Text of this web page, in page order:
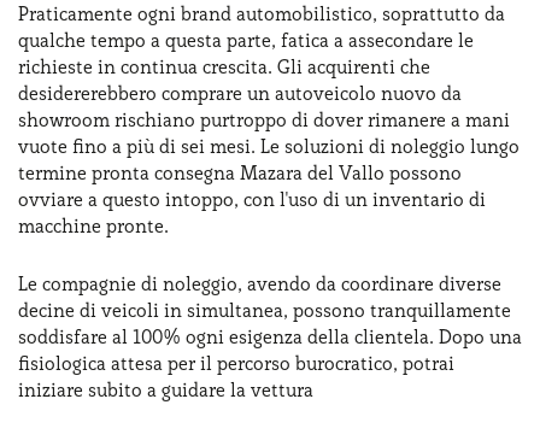
Praticamente ogni brand automobilistico, soprattutto da
qualche tempo a questa parte, fatica a assecondare le
richieste in continua crescita. Gli acquirenti che
desidererebbero comprare un autoveicolo nuovo da
showroom rischiano purtroppo di dover rimanere a mani
vuote fino a più di sei mesi. Le soluzioni di noleggio lungo
termine pronta consegna Mazara del Vallo possono
ovviare a questo intoppo, con l'uso di un inventario di
macchine pronte.
Le compagnie di noleggio, avendo da coordinare diverse
decine di veicoli in simultanea, possono tranquillamente
soddisfare al 100% ogni esigenza della clientela. Dopo una
fisiologica attesa per il percorso burocratico, potrai
iniziare subito a guidare la vettura